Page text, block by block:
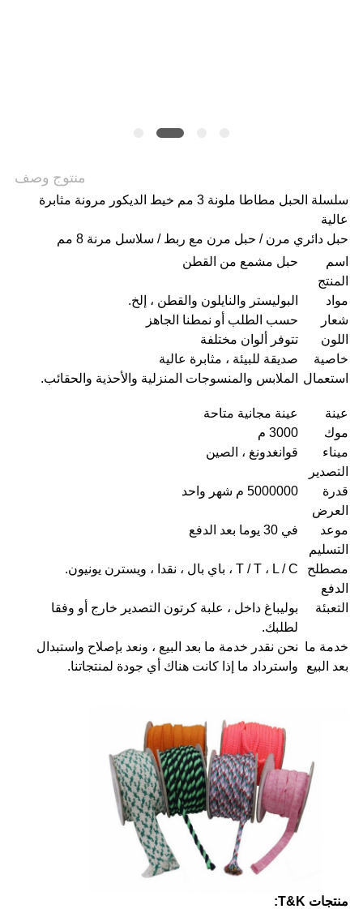
منتوج وصف
سلسلة الحبل مطاطا ملونة 3 مم خيط الديكور مرونة مثابرة
عالية
حبل دائري مرن / حبل مرن مع ربط / سلاسل مرنة 8 مم
اسم
المنتج
حبل مشمع من القطن
مواد
البوليستر والنايلون والقطن ، إلخ.
شعار
حسب الطلب أو نمطنا الجاهز
اللون
تتوفر ألوان مختلفة
خاصية
صديقة للبيئة ، مثابرة عالية
استعمال
الملابس والمنسوجات المنزلية والأحذية والحقائب.
عينة
عينة مجانية متاحة
موك
3000 م
ميناء
التصدير
قوانغدونغ ، الصين
قدرة
العرض
5000000 م شهر واحد
موعد
التسليم
في 30 يوما بعد الدفع
مصطلح
الدفع
T / T ، L / C ، باي بال ، نقدا ، ويسترن يونيون.
التعبئة
بوليباغ داخل ، علبة كرتون التصدير خارج أو وفقا
لطلبك.
خدمة ما
بعد البيع
نحن نقدر خدمة ما بعد البيع ، ونعد بإصلاح واستبدال
واسترداد ما إذا كانت هناك أي جودة لمنتجاتنا.
منتجات T&K: